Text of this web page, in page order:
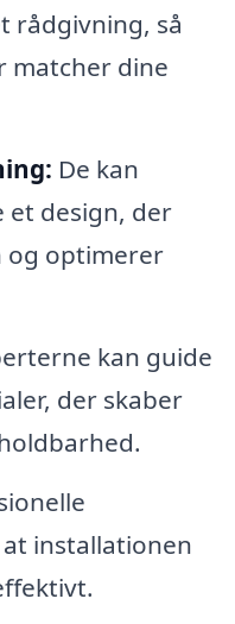
rådgivning, så
matcher dine
De kan
et design, der
og optimerer
kan guide
der skaber
installationen